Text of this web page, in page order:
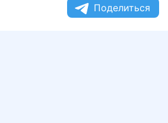
Поделиться